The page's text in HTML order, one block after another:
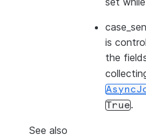
is
the
True.
See also